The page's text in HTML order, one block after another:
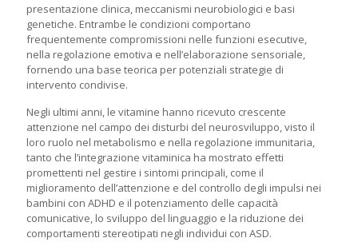
presentazione clinica, meccanismi neurobiologici e basi
genetiche. Entrambe le condizioni comportano
frequentemente compromissioni nelle funzioni esecutive,
nella regolazione emotiva e nell’elaborazione sensoriale,
fornendo una base teorica per potenziali strategie di
intervento condivise.
Negli ultimi anni, le vitamine hanno ricevuto crescente
attenzione nel campo dei disturbi del neurosviluppo, visto il
loro ruolo nel metabolismo e nella regolazione immunitaria,
tanto che l’integrazione vitaminica ha mostrato effetti
promettenti nel gestire i sintomi principali, come il
miglioramento dell’attenzione e del controllo degli impulsi nei
bambini con ADHD e il potenziamento delle capacità
comunicative, lo sviluppo del linguaggio e la riduzione dei
comportamenti stereotipati negli individui con ASD.